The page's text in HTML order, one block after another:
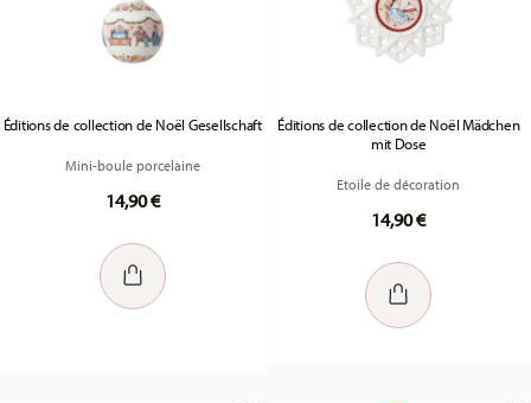
Éditions de collection de Noël Gesellschaft
Mini-boule porcelaine
14,90 €
Éditions de collection de Noël Mädchen
mit Dose
Etoile de décoration
14,90 €